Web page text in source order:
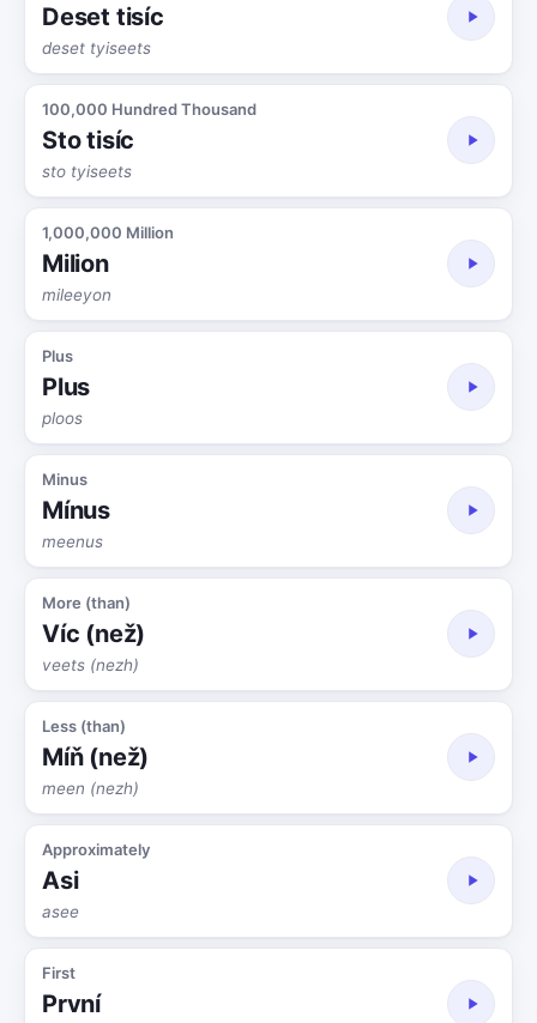
Deset tisíc
deset tyiseets
100,000 Hundred Thousand
Sto tisíc
sto tyiseets
1,000,000 Million
Milion
mileeyon
Plus
Plus
ploos
Minus
Mínus
meenus
More (than)
Víc (než)
veets (nezh)
Less (than)
Míň (než)
meen (nezh)
Approximately
Asi
asee
First
První